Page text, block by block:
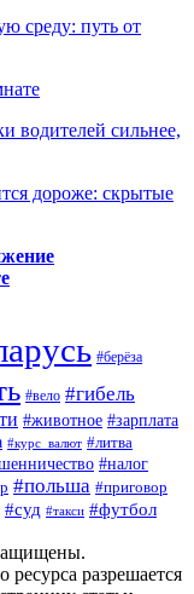
среду: путь от
водителей сильнее,
дороже: скрытые
#берёза
#вело #гибель
#животное #зарплата
#курс_валют #литва
#налог
#польша #приговор
#суд #такси #футбол
разрешается